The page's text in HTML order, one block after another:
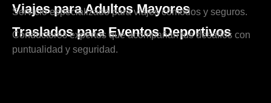
Viajes para Adultos Mayores
Servicio especializado para viajes cómodos y seguros.
Traslados para Eventos Deportivos
Conductores expertos que acompañan tus desafíos con
puntualidad y seguridad.